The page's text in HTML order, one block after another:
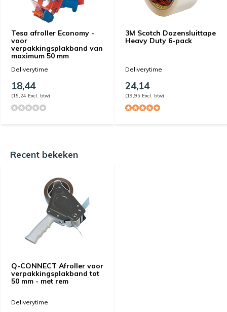
Tesa afroller Economy -
voor
verpakkingsplakband van
maximum 50 mm
Deliverytime
18,44
(15,24 Excl. btw)
3M Scotch Dozensluittape
Heavy Duty 6-pack
Deliverytime
24,14
(19,95 Excl. btw)
Recent bekeken
Q-CONNECT Afroller voor
verpakkingsplakband tot
50 mm - met rem
Deliverytime